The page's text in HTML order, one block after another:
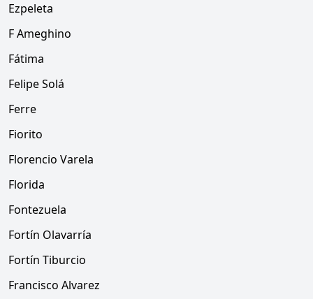
Ezpeleta
F Ameghino
Fátima
Felipe Solá
Ferre
Fiorito
Florencio Varela
Florida
Fontezuela
Fortín Olavarría
Fortín Tiburcio
Francisco Alvarez